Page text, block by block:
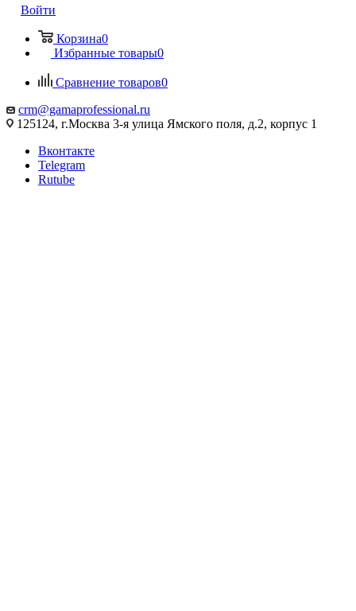
Войти
Корзина0
Избранные товары0
Сравнение товаров0
crm@gamaprofessional.ru
125124, г.Москва 3-я улица Ямского поля, д.2, корпус 1
Вконтакте
Telegram
Rutube